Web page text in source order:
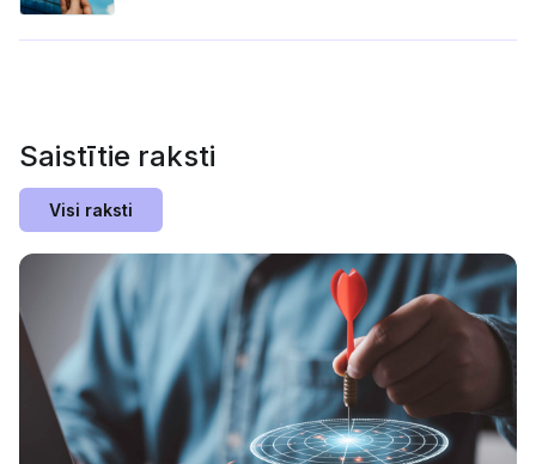
Saistītie raksti
Visi raksti